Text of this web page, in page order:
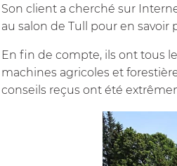
Son client a cherché sur
au salon de Tull pour en savoir
En fin de compte, ils ont tous
machines agricoles et
conseils reçus ont été